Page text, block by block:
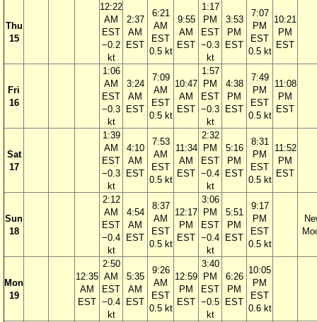
Thu
15
12:22
AM
EST
−0.2
kt
2:37
AM
EST
6:21
AM
EST
0.5 kt
9:55
AM
EST
1:17
PM
EST
−0.3
kt
3:53
PM
EST
7:07
PM
EST
0.5 kt
10:21
PM
EST
Fri
16
1:06
AM
EST
−0.3
kt
3:24
AM
EST
7:09
AM
EST
0.5 kt
10:47
AM
EST
1:57
PM
EST
−0.3
kt
4:38
PM
EST
7:49
PM
EST
0.5 kt
11:08
PM
EST
Sat
17
1:39
AM
EST
−0.3
kt
4:10
AM
EST
7:53
AM
EST
0.5 kt
11:34
AM
EST
2:32
PM
EST
−0.4
kt
5:16
PM
EST
8:31
PM
EST
0.5 kt
11:52
PM
EST
Sun
18
2:12
AM
EST
−0.4
kt
4:54
AM
EST
8:37
AM
EST
0.5 kt
12:17
PM
EST
3:06
PM
EST
−0.4
kt
5:51
PM
EST
9:17
PM
EST
0.5 kt
Mon
19
12:35
AM
EST
2:50
AM
EST
−0.4
kt
5:35
AM
EST
9:26
AM
EST
0.5 kt
12:59
PM
EST
3:40
PM
EST
−0.5
kt
6:26
PM
EST
10:05
PM
EST
0.6 kt